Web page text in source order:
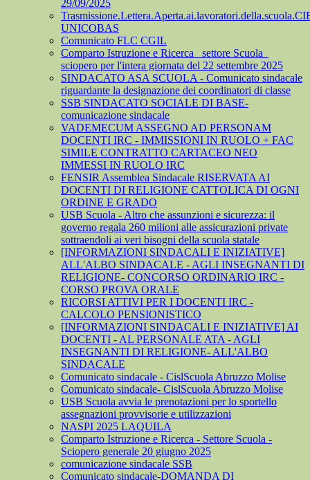
29/09/2025
UNICOBAS
Comunicato FLC CGIL
Comparto Istruzione e Ricerca_ settore Scuola_
sciopero per l'intera giornata del 22 settembre 2025
SINDACATO ASA SCUOLA - Comunicato sindacale
riguardante la designazione dei coordinatori di classe
SSB SINDACATO SOCIALE DI BASE-
comunicazione sindacale
VADEMECUM ASSEGNO AD PERSONAM
DOCENTI IRC - IMMISSIONI IN RUOLO + FAC
SIMILE CONTRATTO CARTACEO NEO
IMMESSI IN RUOLO IRC
FENSIR Assemblea Sindacale RISERVATA AI
DOCENTI DI RELIGIONE CATTOLICA DI OGNI
ORDINE E GRADO
USB Scuola - Altro che assunzioni e sicurezza: il
governo regala 260 milioni alle assicurazioni private
sottraendoli ai veri bisogni della scuola statale
[INFORMAZIONI SINDACALI E INIZIATIVE]
ALL'ALBO SINDACALE - AGLI INSEGNANTI DI
RELIGIONE- CONCORSO ORDINARIO IRC -
CORSO PROVA ORALE
RICORSI ATTIVI PER I DOCENTI IRC -
CALCOLO PENSIONISTICO
[INFORMAZIONI SINDACALI E INIZIATIVE] AI
DOCENTI - AL PERSONALE ATA - AGLI
INSEGNANTI DI RELIGIONE- ALL'ALBO
SINDACALE
Comunicato sindacale - CislScuola Abruzzo Molise
Comunicato sindacale- CislScuola Abruzzo Molise
USB Scuola avvia le prenotazioni per lo sportello
assegnazioni provvisorie e utilizzazioni
NASPI 2025 LAQUILA
Comparto Istruzione e Ricerca - Settore Scuola -
Sciopero generale 20 giugno 2025
comunicazione sindacale SSB
Comunicato sindacale-DOMANDA DI